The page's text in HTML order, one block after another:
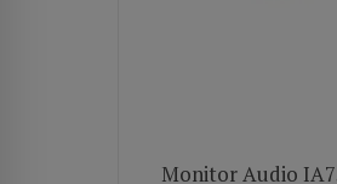
Monitor Audio